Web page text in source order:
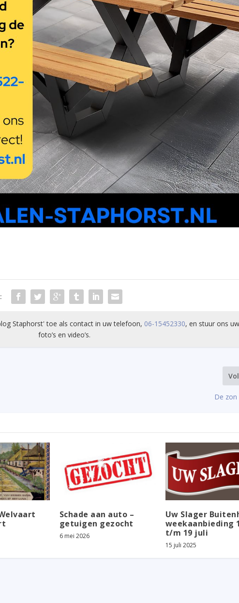
Staphorst' toe als contact in uw telefoon, 06-15452330, en stuur ons
foto’s en video’s.
De
Schade aan auto –
getuigen gezocht
6 mei 2026
Uw Slager
weekaanbieding
t/m 19 juli
15 juli 2025